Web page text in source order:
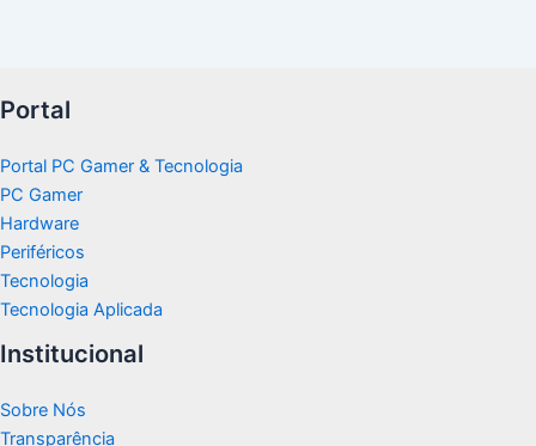
Portal
Portal PC Gamer & Tecnologia
PC Gamer
Hardware
Periféricos
Tecnologia
Tecnologia Aplicada
Institucional
Sobre Nós
Transparência